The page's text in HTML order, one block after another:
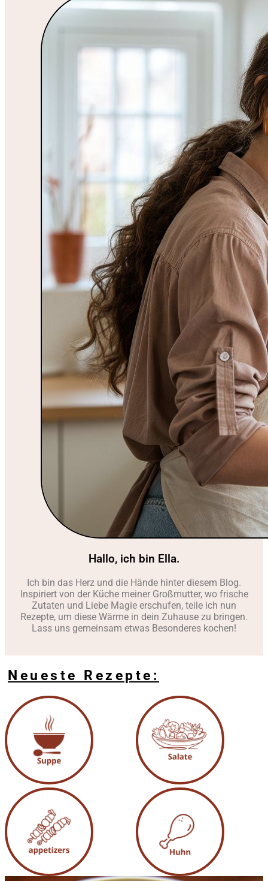
Hallo, ich bin Ella.
Ich bin das Herz und die Hände hinter diesem Blog.
Inspiriert von der Küche meiner Großmutter, wo frische
Zutaten und Liebe Magie erschufen, teile ich nun
Rezepte, um diese Wärme in dein Zuhause zu bringen.
Lass uns gemeinsam etwas Besonderes kochen!
Neueste Rezepte: